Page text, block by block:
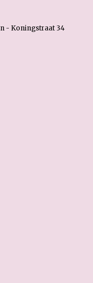
- Koningstraat 34